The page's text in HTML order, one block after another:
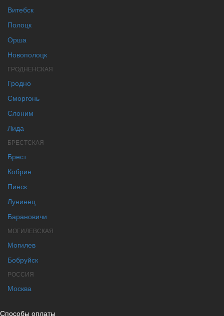
Витебск
Полоцк
Орша
Новополоцк
ГРОДНЕНСКАЯ
Гродно
Сморгонь
Слоним
Лида
БРЕСТСКАЯ
Брест
Кобрин
Пинск
Лунинец
Барановичи
МОГИЛЕВСКАЯ
Могилев
Бобруйск
РОССИЯ
Москва
Способы оплаты